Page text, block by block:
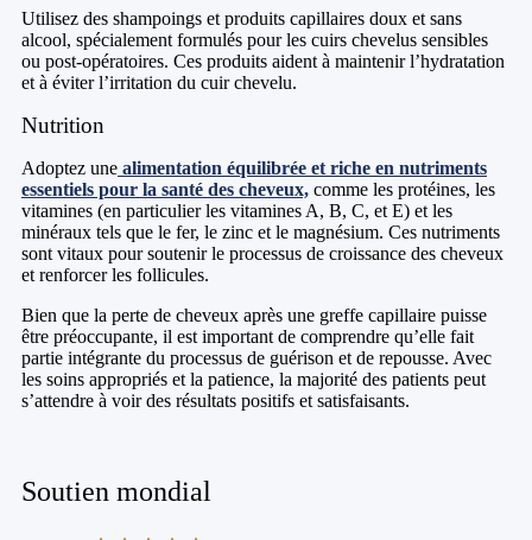
Utilisez des shampoings et produits capillaires doux et sans
alcool, spécialement formulés pour les cuirs chevelus sensibles
ou post-opératoires. Ces produits aident à maintenir l’hydratation
et à éviter l’irritation du cuir chevelu.
Nutrition
Adoptez une alimentation équilibrée et riche en nutriments
essentiels pour la santé des cheveux, comme les protéines, les
vitamines (en particulier les vitamines A, B, C, et E) et les
minéraux tels que le fer, le zinc et le magnésium. Ces nutriments
sont vitaux pour soutenir le processus de croissance des cheveux
et renforcer les follicules.
Bien que la perte de cheveux après une greffe capillaire puisse
être préoccupante, il est important de comprendre qu’elle fait
partie intégrante du processus de guérison et de repousse. Avec
les soins appropriés et la patience, la majorité des patients peut
s’attendre à voir des résultats positifs et satisfaisants.
Soutien mondial